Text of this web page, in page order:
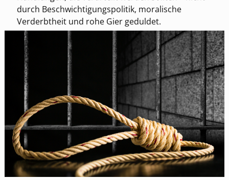
durch Beschwichtigungspolitik, moralische
Verderbtheit und rohe Gier geduldet.